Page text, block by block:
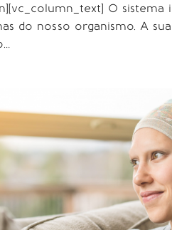
O
do nosso organismo. A